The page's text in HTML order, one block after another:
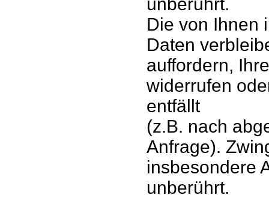
Die von Ihnen
Daten
auffordern,
widerrufen
entfällt
(z.B. nach
Anfrage).
insbesondere
unberührt.